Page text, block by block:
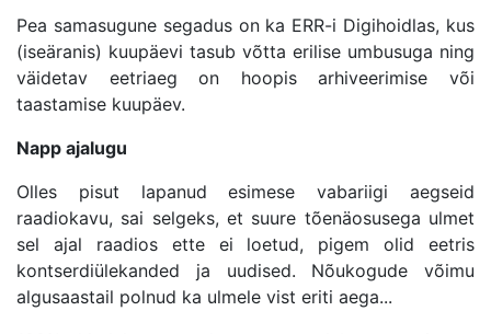
Pea samasugune segadus on ka ERR-i Digihoidlas, kus
(iseäranis) kuupäevi tasub võtta erilise umbusuga ning
väidetav eetriaeg on hoopis arhiveerimise või
taastamise kuupäev.
Napp ajalugu
Olles pisut lapanud esimese vabariigi aegseid
raadiokavu, sai selgeks, et suure tõenäosusega ulmet
sel ajal raadios ette ei loetud, pigem olid eetris
kontserdiülekanded ja uudised. Nõukogude võimu
algusaastail polnud ka ulmele vist eriti aega...